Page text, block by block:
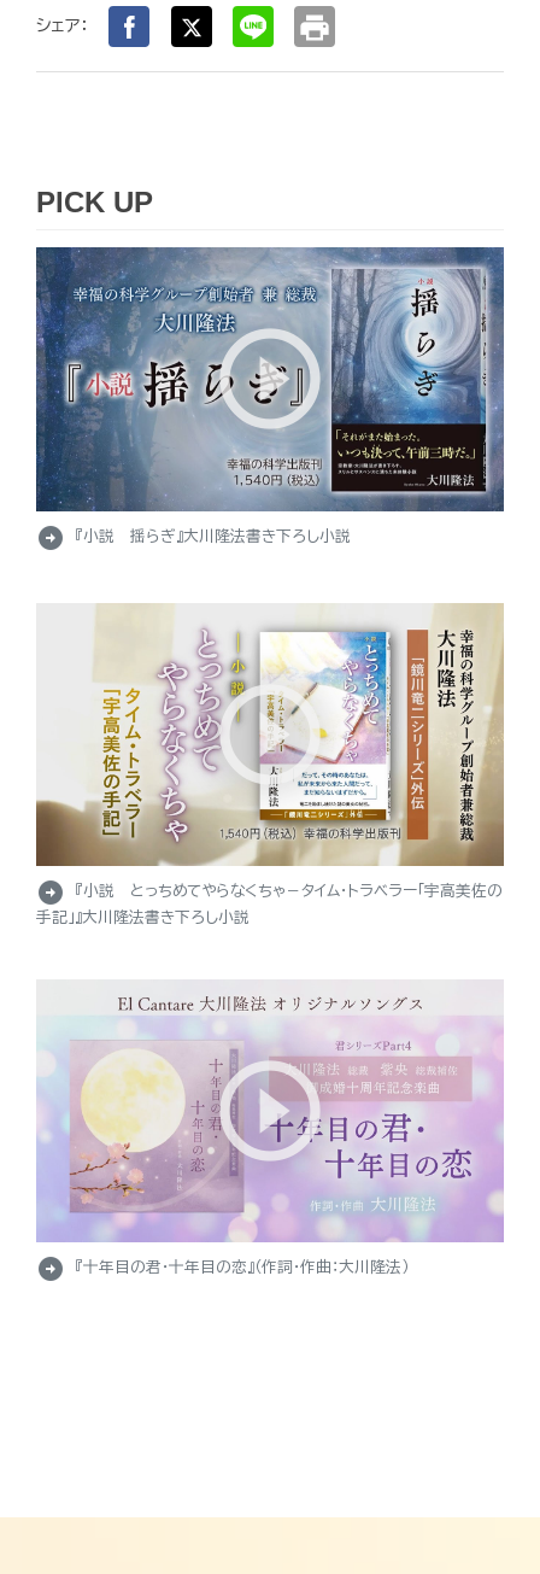
シェア： print
PICK UP
arrow_circle_right 『小説 揺らぎ』大川隆法書き下ろし小説
arrow_circle_right
『小説 とっちめてやらなくちゃ－タイム・トラベラー「宇高美佐の
手記」』大川隆法書き下ろし小説
arrow_circle_right 『十年目の君・十年目の恋』（作詞・作曲：大川隆法）